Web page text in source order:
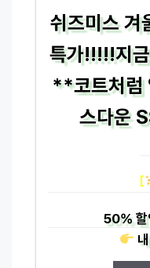
쉬즈미스 겨
특가!!!!!지
**코트처럼
스다운
[
50%할